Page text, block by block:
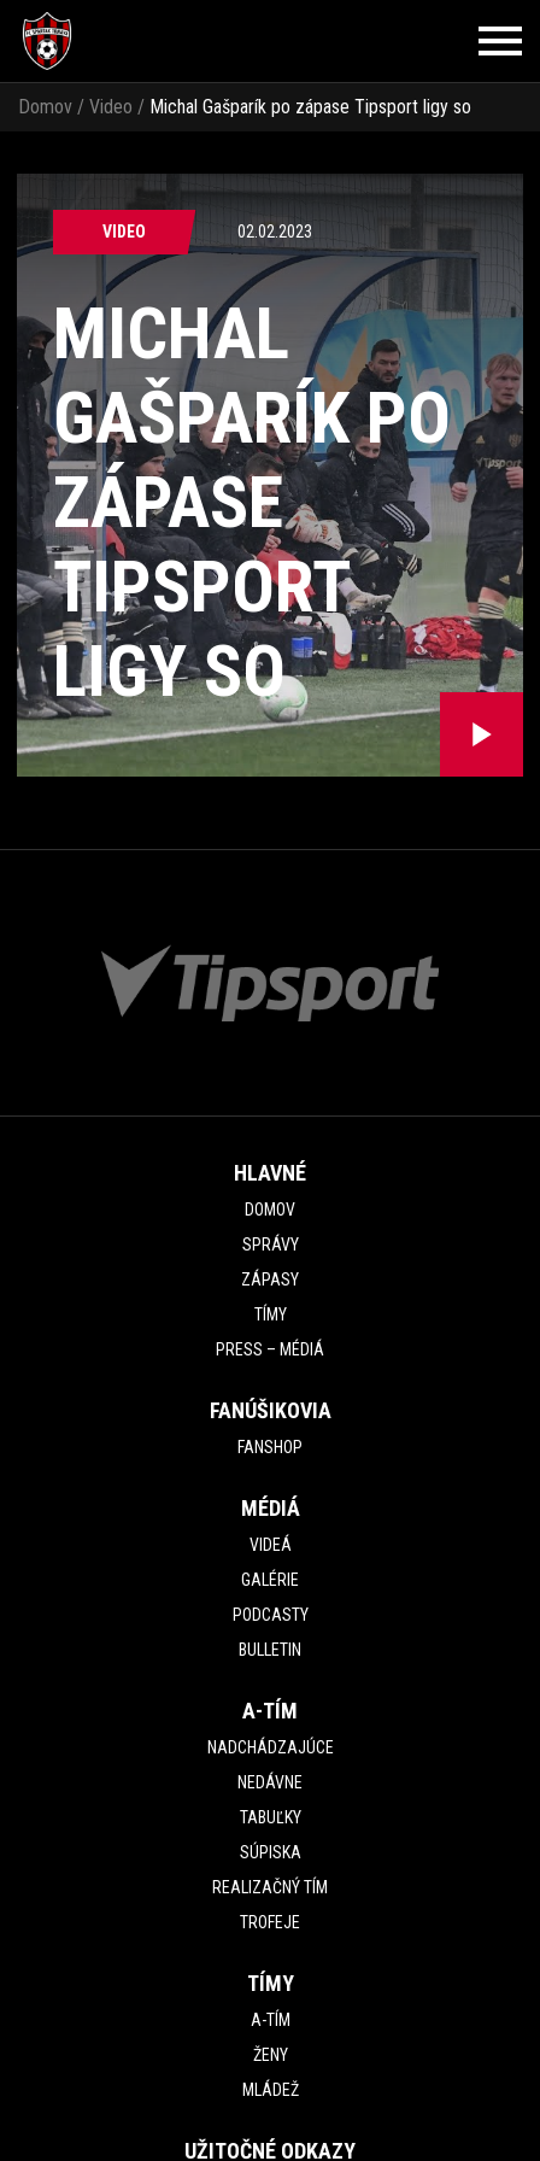
Domov / Video / Michal Gašparík po zápase Tipsport ligy so
VIDEO 02.02.2023
MICHAL
GAŠPARÍK PO
ZÁPASE
TIPSPORT
LIGY SO
ZLÍNOM
HLAVNÉ
DOMOV
SPRÁVY
ZÁPASY
TÍMY
PRESS – MÉDIÁ
FANÚŠIKOVIA
FANSHOP
MÉDIÁ
VIDEÁ
GALÉRIE
PODCASTY
BULLETIN
A-TÍM
NADCHÁDZAJÚCE
NEDÁVNE
TABUĽKY
SÚPISKA
REALIZAČNÝ TÍM
TROFEJE
TÍMY
A-TÍM
ŽENY
MLÁDEŽ
UŽITOČNÉ ODKAZY